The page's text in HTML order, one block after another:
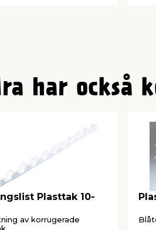
har också
Plasttak 10-
av korrugerade